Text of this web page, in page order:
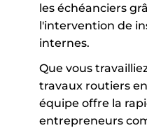
les échéanciers
l'intervention de
internes.
Que vous
travaux routiers
équipe offre la
entrepreneurs